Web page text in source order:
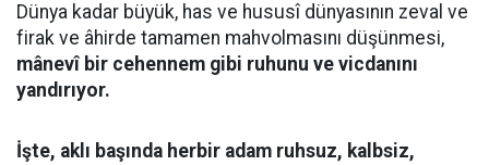
Dünya kadar büyük, has ve hususî dünyasının zeval ve
firak ve âhirde tamamen mahvolmasını düşünmesi,
mânevî bir cehennem gibi ruhunu ve vicdanını
yandırıyor.
İşte, aklı başında herbir adam ruhsuz, kalbsiz,